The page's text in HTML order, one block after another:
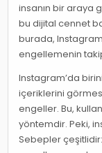
insanın bir araya
bu dijital cennet
burada,
engellemenin
Instagram’da
içeriklerini
engeller. Bu,
yöntemdir. Peki,
Sebepler çeşitlidir: